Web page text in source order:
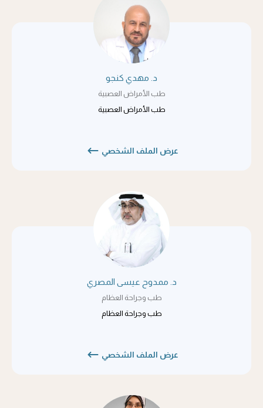
د. مهدي كنجو
طب الأمراض العصبية
طب الأمراض العصبية
عرض الملف الشخصي
د. ممدوح عيسى المصري
طب وجراحة العظام
طب وجراحة العظام
عرض الملف الشخصي